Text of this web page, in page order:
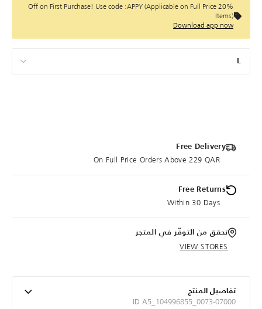
20% Off on First Purchase! Use code :APPY (Applicable on Full Price
Items)
Download app now
L
Free Delivery
On Full Price Orders Above 229 QAR
Free Returns
Within 30 Days
تحقق من التوفّر في المتجر
VIEW STORES
تفاصيل المنتج
ID A5_104996855_0073-07000